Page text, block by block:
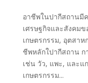
อาชีพในปากีสถานมี
เศรษฐกิจและสังคม
เกษตรกรรม, อุตสา
ชีพหลักใปากีสถาน ก
เช่น วัว, แพะ, และ
เกษตรกรรม...